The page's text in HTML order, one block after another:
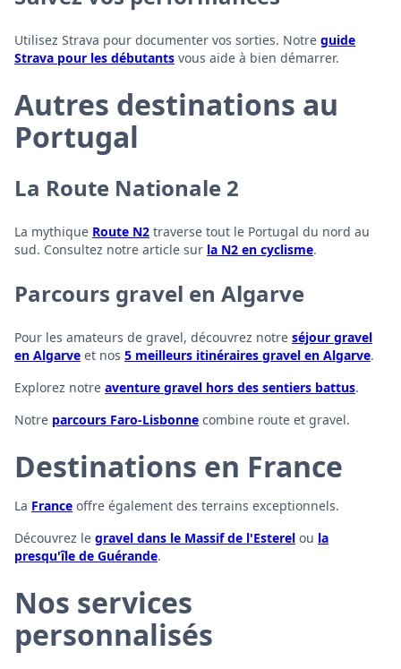
Utilisez Strava pour documenter vos sorties. Notre guide
Strava pour les débutants vous aide à bien démarrer.
Autres destinations au
Portugal
La Route Nationale 2
La mythique Route N2 traverse tout le Portugal du nord au
sud. Consultez notre article sur la N2 en cyclisme.
Parcours gravel en Algarve
Pour les amateurs de gravel, découvrez notre séjour gravel
en Algarve et nos 5 meilleurs itinéraires gravel en Algarve.
Explorez notre aventure gravel hors des sentiers battus.
Notre parcours Faro-Lisbonne combine route et gravel.
Destinations en France
La France offre également des terrains exceptionnels.
Découvrez le gravel dans le Massif de l'Esterel ou la
presqu'île de Guérande.
Nos services
personnalisés